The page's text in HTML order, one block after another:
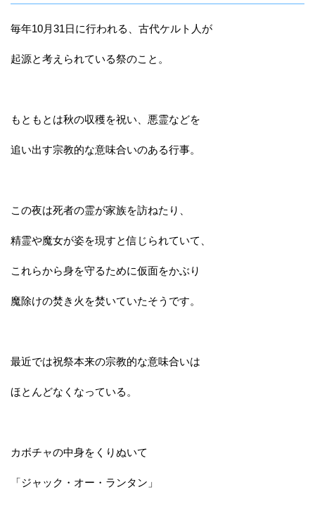
毎年10月31日に行われる、古代ケルト人が
起源と考えられている祭のこと。
もともとは秋の収穫を祝い、悪霊などを
追い出す宗教的な意味合いのある行事。
この夜は死者の霊が家族を訪ねたり、
精霊や魔女が姿を現すと信じられていて、
これらから身を守るために仮面をかぶり
魔除けの焚き火を焚いていたそうです。
最近では祝祭本来の宗教的な意味合いは
ほとんどなくなっている。
カボチャの中身をくりぬいて
「ジャック・オー・ランタン」